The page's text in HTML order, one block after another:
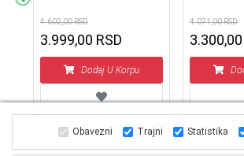
4.602,00 RSD
3.999,00 RSD
Dodaj U Korpu
4.071,00 RSD
3.300,00
Obavezni Trajni Statistika